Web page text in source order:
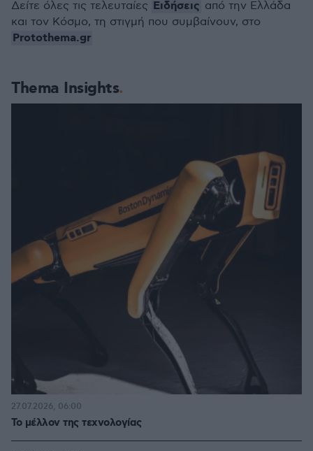
Thema Insights
Το μέλλον της τεχνολογίας
27.07.2026, 06:00
Δείτε όλες τις τελευταίες Ειδήσεις από την Ελλάδα
και τον Κόσμο, τη στιγμή που συμβαίνουν, στο
Protothema.gr